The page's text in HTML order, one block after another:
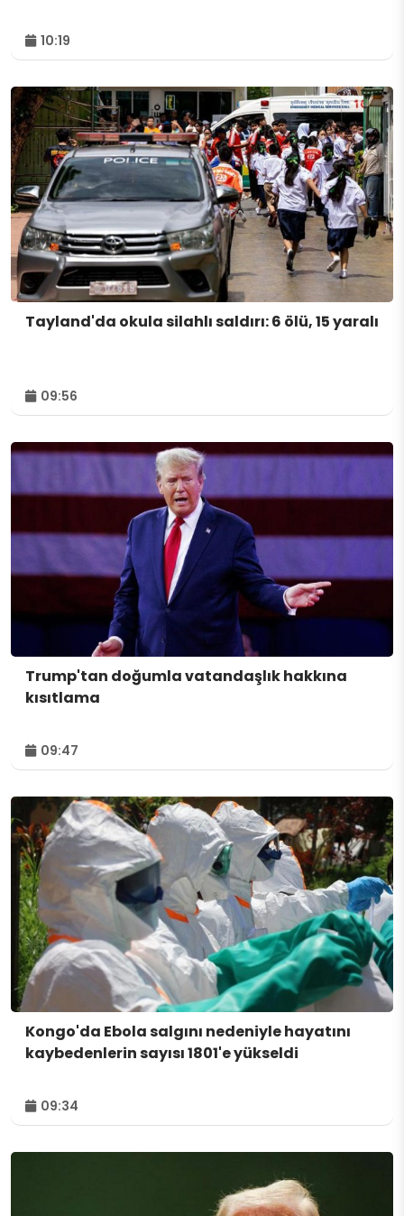
10:19
Tayland'da okula silahlı saldırı: 6 ölü, 15 yaralı
09:56
Trump'tan doğumla vatandaşlık hakkına
kısıtlama
09:47
Kongo'da Ebola salgını nedeniyle hayatını
kaybedenlerin sayısı 1801'e yükseldi
09:34